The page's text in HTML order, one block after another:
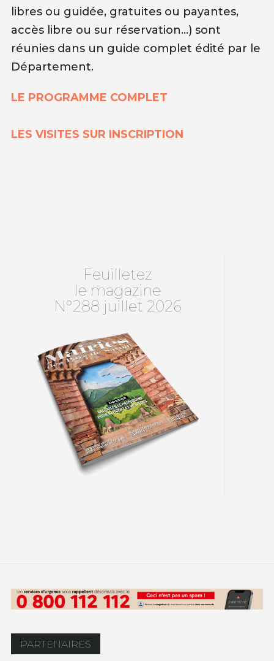
libres ou guidée, gratuites ou payantes,
accès libre ou sur réservation…) sont
réunies dans un guide complet édité par le
Département.
LE PROGRAMME COMPLET
LES VISITES SUR INSCRIPTION
Feuilletez
le magazine
N°288 juillet 2026
PARTENAIRES